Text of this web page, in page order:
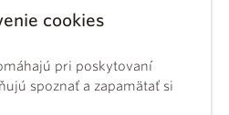
cookies
pri poskytovaní
spoznať a zapamätať si